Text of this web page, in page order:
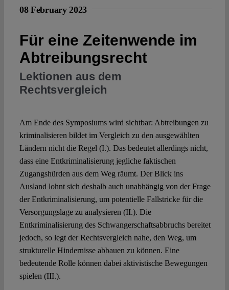
Spotlight
08 February 2023
Für eine Zeitenwende im
Abtreibungsrecht
Lektionen aus dem
Rechtsvergleich
Am Ende des Symposiums wird sichtbar: Abtreibungen zu
kriminalisieren bildet im Vergleich zu den ausgewählten
Ländern nicht die Regel (I.). Das bedeutet allerdings nicht,
dass eine Entkriminalisierung jegliche faktischen
Zugangshürden aus dem Weg räumt. Der Blick ins
Ausland lohnt sich deshalb auch unabhängig von der Frage
der Entkriminalisierung, um potentielle Fallstricke für die
Versorgungslage zu analysieren (II.). Die
Entkriminalisierung des Schwangerschaftsabbruchs bereitet
jedoch, so legt der Rechtsvergleich nahe, den Weg, um
strukturelle Hindernisse abbauen zu können. Eine
bedeutende Rolle können dabei aktivistische Bewegungen
spielen (III.).